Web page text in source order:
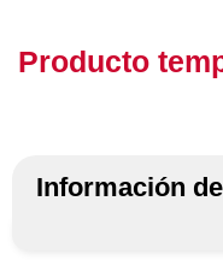
Producto
Información